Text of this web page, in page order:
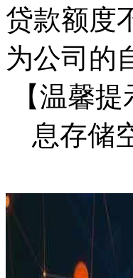
贷款额度
为公司的
【温馨
息存储